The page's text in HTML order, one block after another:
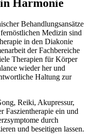
Harmonie
Behandlungsansätze
Medizin sind
in den Diakonie
der Fachbereiche
Therapien für Körper
wieder her und
Haltung zur
Reiki, Akupressur,
Faszientherapie ein und
durch
und beseitigen lassen.